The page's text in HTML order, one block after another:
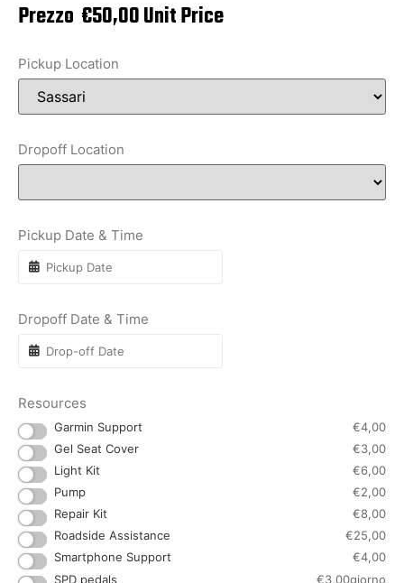
Prezzo €50,00Unit Price
Pickup Location
Dropoff Location
Pickup Date & Time
Dropoff Date & Time
Resources
Garmin Support €4,00
Gel Seat Cover
€3,00
Light Kit
€6,00
Pump
€2,00
Repair Kit
€8,00
Roadside Assistance
€25,00
Smartphone Support
€4,00
SPD pedals
€3,00giorno